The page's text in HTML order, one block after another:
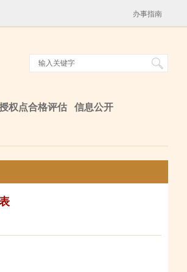
办事指南
权点合格评估 信息公开